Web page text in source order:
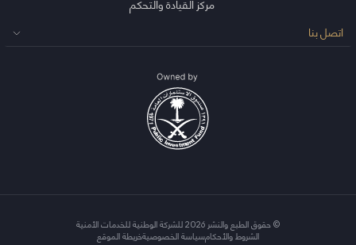
مركز القيادة والتحكم
اتصل بنا
© حقوق الطبع والنشر 2026 للشركة الوطنية للخدمات الأمنية
الشروط والأحكامسياسة الخصوصيةخريطة الموقع